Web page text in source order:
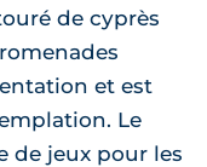
de cyprès
et est
Le
de jeux pour les